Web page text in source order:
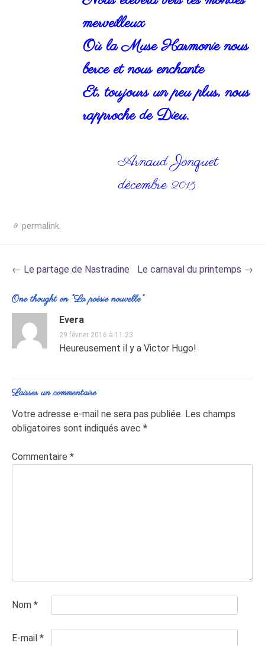
merveilleux
Où la Muse Harmonie nous
berce et nous enchante
Et, toujours un peu plus, nous
rapproche de Dieu.
Arnaud Jonquet
décembre2015
permalink
Post
← Le partage de Nastradine Le carnaval du printemps →
One thought on “La poésie nouvelle”
Evera
29 février 2016 à 11:23
Heureusement il y a Victor Hugo!
Laisser un commentaire
Votre adresse e-mail ne sera pas publiée. Les champs
obligatoires sont indiqués avec *
Commentaire *
Nom *
E-mail *